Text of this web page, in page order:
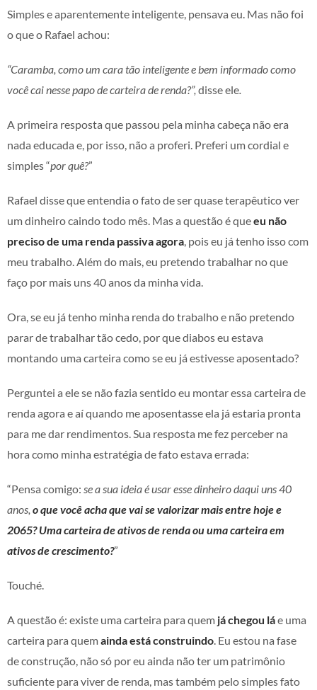
Simples e aparentemente inteligente, pensava eu. Mas não foi
o que o Rafael achou:
“Caramba, como um cara tão inteligente e bem informado como
você cai nesse papo de carteira de renda?”, disse ele.
A primeira resposta que passou pela minha cabeça não era
nada educada e, por isso, não a proferi. Preferi um cordial e
simples “por quê?”
Rafael disse que entendia o fato de ser quase terapêutico ver
um dinheiro caindo todo mês. Mas a questão é queeu não
preciso de uma renda passiva agora, pois eu já tenho isso com
meu trabalho. Além do mais, eu pretendo trabalhar no que
faço por mais uns 40 anos da minha vida.
Ora, se eu já tenho minha renda do trabalho e não pretendo
parar de trabalhar tão cedo, por que diabos eu estava
montando uma carteira como se eu já estivesse aposentado?
Perguntei a ele se não fazia sentido eu montar essa carteira de
renda agora e aí quando me aposentasse ela já estaria pronta
para me dar rendimentos. Sua resposta me fez perceber na
hora como minha estratégia de fato estava errada:
“Pensa comigo: se a sua ideia é usar esse dinheiro daqui uns 40
anos, o que você acha que vai se valorizar mais entre hoje e
2065? Uma carteira de ativos de renda ou uma carteira em
ativos de crescimento?”
Touché.
A questão é: existe uma carteira para quem já chegou láe uma
carteira para quemainda está construindo. Eu estou na fase
de construção, não só por eu ainda não ter um patrimônio
suficiente para viver de renda, mas também pelo simples fato